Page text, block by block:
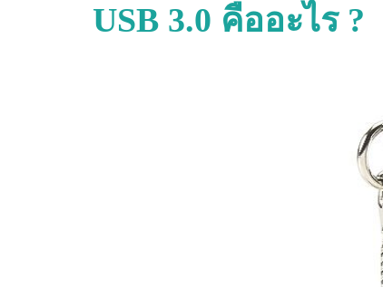
USB 3.0 คืออะไร ?